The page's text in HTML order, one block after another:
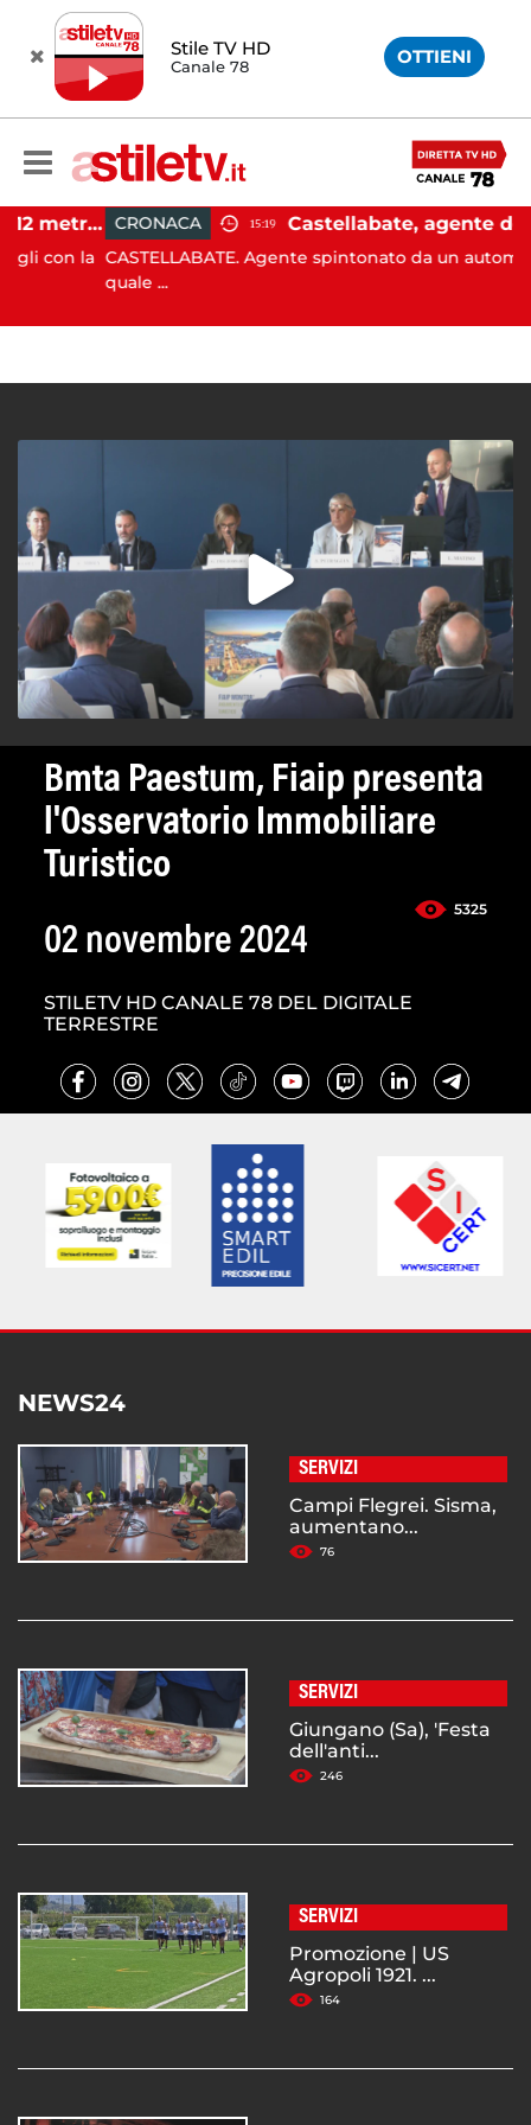
Stile TV HD
Canale 78 OTTIENI
Castellabate, barca di 12 metri resta incastrata sugli scogli: salvate 9 persone
la
CRONACA 15:19
CASTELLABATE. Agente spintonato da un
quale ...
Bmta Paestum, Fiaip presenta
l'Osservatorio Immobiliare
Turistico
5325
02 novembre 2024
STILETV HD CANALE 78 DEL DIGITALE
TERRESTRE
NEWS24
SERVIZI
Campi Flegrei. Sisma,
aumentano...
76
SERVIZI
Giungano (Sa), 'Festa
dell'anti...
246
SERVIZI
Promozione | US
Agropoli 1921. ...
164